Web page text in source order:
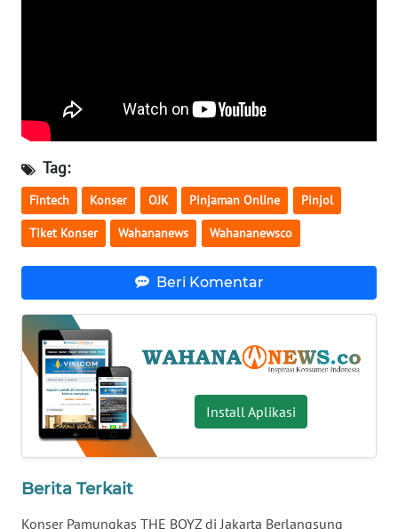
Tag:
Fintech Konser OJK Pinjaman Online Pinjol
Tiket Konser Wahananews Wahananewsco
Beri Komentar
Install Aplikasi
Berita Terkait
Konser Pamungkas THE BOYZ di Jakarta Berlangsung
SULBAR
BABEL
WN
SUMBAR
WN
BENGKULU
WN
LAMPUNG
WN